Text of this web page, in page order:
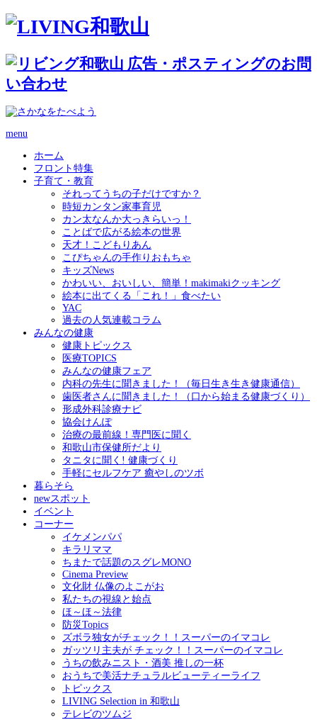
menu
ホーム
フロント特集
子育て・教育
それってうちの子だけですか？
時短カンタン家事育児
カン太なんか大っきらいっ！
ことばで広がる絵本の世界
天才！こどもりあん
こぴちゃんの手作りおもちゃ
キッズNews
かわいい、おいしい、簡単！makimakiクッキング
絵本に出てくる「これ！」食べたい
YAC
過去の人気連載コラム
みんなの健康
健康トピックス
医療TOPICS
みんなの健康フェア
内科の先生に聞きました！（毎日生き生き健康通信）
歯医者さんに聞きました！（口から始まる健康づくり）
形成外科診療ナビ
協会けんぽ
治療の最前線！専門医に聞く
和歌山市保健所だより
タニタに聞く! 健康づくり
手軽にセルフケア 癒やしのツボ
暮らそら
newスポット
イベント
コーナー
イケメンパパ
キラリママ
ちまたで話題のスグレMONO
Cinema Preview
文化財 仏像のよこがお
私たちの視線と始点
ほ～ほ～法律
防災Topics
ズボラ独女がチェック！！スーパーのイマコレ
ガッツリ主夫が チェック！！スーパーのイマコレ
うちの飲みニスト・酒美 推しの一杯
おうちで美活ナチュラルビューティーライフ
トピックス
LIVING Selection in 和歌山
テレビのツムジ